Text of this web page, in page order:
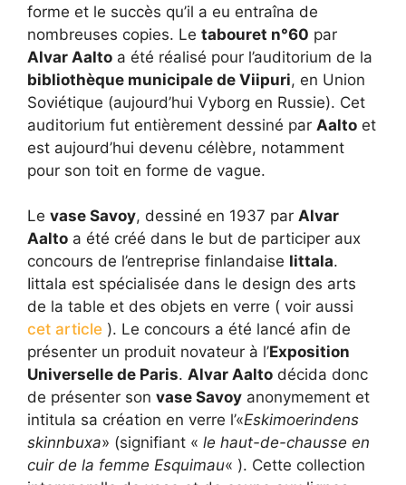
forme et le succès qu’il a eu entraîna de
nombreuses copies. Le tabouret n°60 par
Alvar Aalto a été réalisé pour l’auditorium de la
bibliothèque municipale de Viipuri, en Union
Soviétique (aujourd’hui Vyborg en Russie). Cet
auditorium fut entièrement dessiné par Aalto et
est aujourd’hui devenu célèbre, notamment
pour son toit en forme de vague.
Le vase Savoy, dessiné en 1937 par Alvar
Aalto a été créé dans le but de participer aux
concours de l’entreprise finlandaise Iittala.
Iittala est spécialisée dans le design des arts
de la table et des objets en verre ( voir aussi
cet article ). Le concours a été lancé afin de
présenter un produit novateur à l’Exposition
Universelle de Paris. Alvar Aalto décida donc
de présenter son vase Savoy anonymement et
intitula sa création en verre l’«Eskimoerindens
skinnbuxa» (signifiant « le haut-de-chausse en
cuir de la femme Esquimau« ). Cette collection